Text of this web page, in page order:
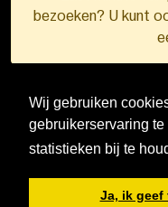
Wij gebruiken
gebruikerservaring te
statistieken bij te
Ja, ik geef
bezoeken? U kunt
Ontwerp